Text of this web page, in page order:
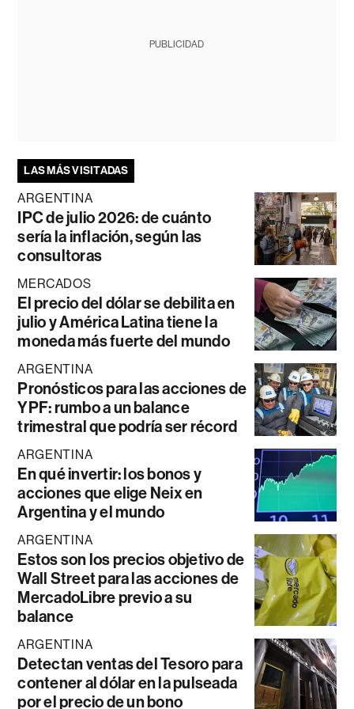
PUBLICIDAD
LAS MÁS VISITADAS
ARGENTINA
IPC de julio 2026: de cuánto
sería la inflación, según las
consultoras
MERCADOS
El precio del dólar se debilita en
julio y América Latina tiene la
moneda más fuerte del mundo
ARGENTINA
Pronósticos para las acciones de
YPF: rumbo a un balance
trimestral que podría ser récord
ARGENTINA
En qué invertir: los bonos y
acciones que elige Neix en
Argentina y el mundo
ARGENTINA
Estos son los precios objetivo de
Wall Street para las acciones de
MercadoLibre previo a su
balance
ARGENTINA
Detectan ventas del Tesoro para
contener al dólar en la pulseada
por el precio de un bono